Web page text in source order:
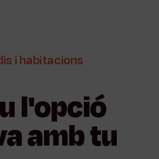
ihabitacions
l'opció
ambtu